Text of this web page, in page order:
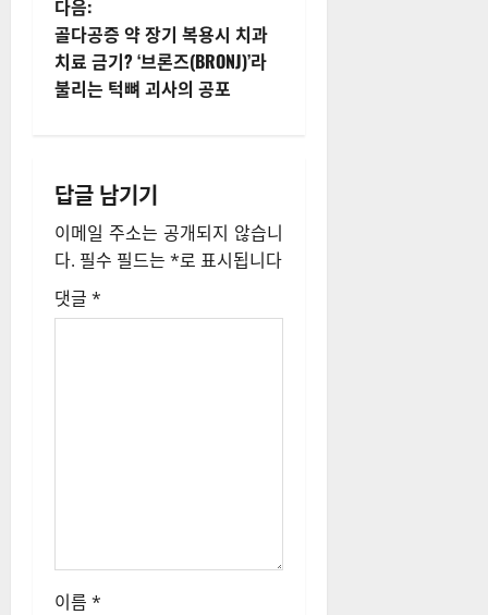
물
내
이
션
다음:
골다공증 약 장기 복용시 치과
치료 금기? ‘브론즈(BRONJ)’라
불리는 턱뼈 괴사의 공포
답글 남기기
이메일 주소는 공개되지 않습니
다. 필수 필드는 *로 표시됩니다
댓글 *
이름 *